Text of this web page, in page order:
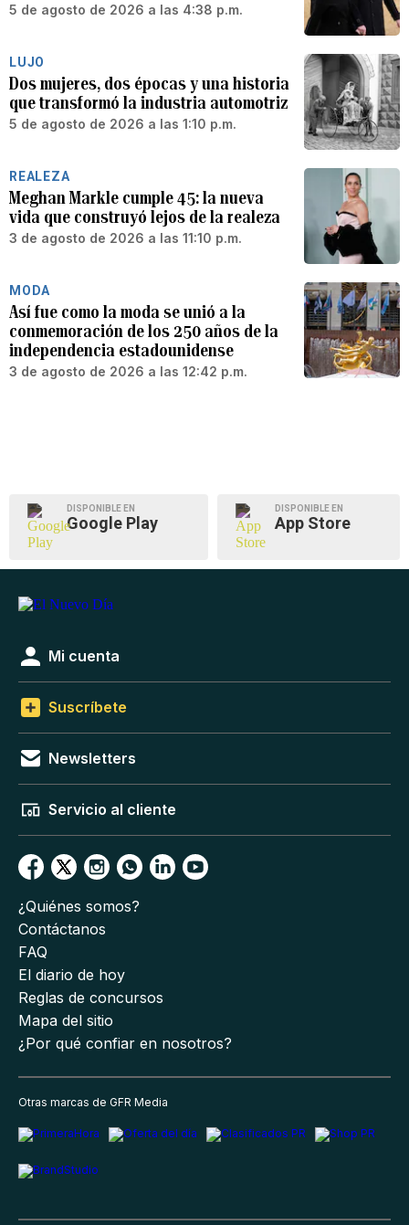
5 de agosto de 2026 a las 4:38 p.m.
LUJO
Dos mujeres, dos épocas y una historia
que transformó la industria automotriz
5 de agosto de 2026 a las 1:10 p.m.
REALEZA
Meghan Markle cumple 45: la nueva
vida que construyó lejos de la realeza
3 de agosto de 2026 a las 11:10 p.m.
MODA
Así fue como la moda se unió a la
conmemoración de los 250 años de la
independencia estadounidense
3 de agosto de 2026 a las 12:42 p.m.
DISPONIBLE EN
Google Play
DISPONIBLE EN
App Store
Mi cuenta
Suscríbete
Newsletters
Servicio al cliente
¿Quiénes somos?
Contáctanos
FAQ
El diario de hoy
Reglas de concursos
Mapa del sitio
¿Por qué confiar en nosotros?
Otras marcas de GFR Media